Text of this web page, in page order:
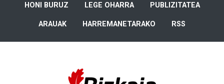
HONI BURUZ LEGE OHARRA PUBLIZITATEA
ARAUAK HARREMANETARAKO RSS